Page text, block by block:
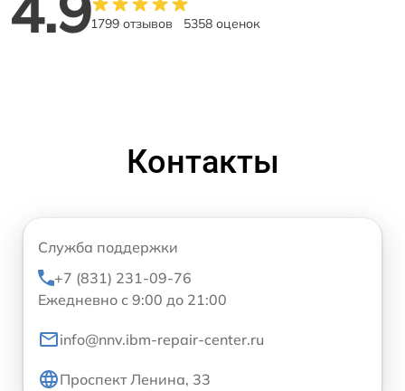
1799 отзывов 5358 оценок
Контакты
Служба поддержки
+7 (831) 231-09-76
Ежедневно с 9:00 до 21:00
info@nnv.ibm-repair-center.ru
Проспект Ленина, 33